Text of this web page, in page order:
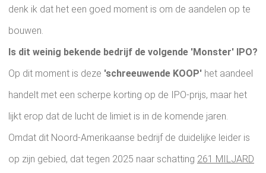
denk ik dat het een goed moment is om de aandelen op te
bouwen.
Is dit weinig bekende bedrijf de volgende 'Monster' IPO?
Op dit moment is deze 'schreeuwende KOOP' het aandeel
handelt met een scherpe korting op de IPO-prijs, maar het
lijkt erop dat de lucht de limiet is in de komende jaren.
Omdat dit Noord-Amerikaanse bedrijf de duidelijke leider is
op zijn gebied, dat tegen 2025 naar schatting 261 MILJARD